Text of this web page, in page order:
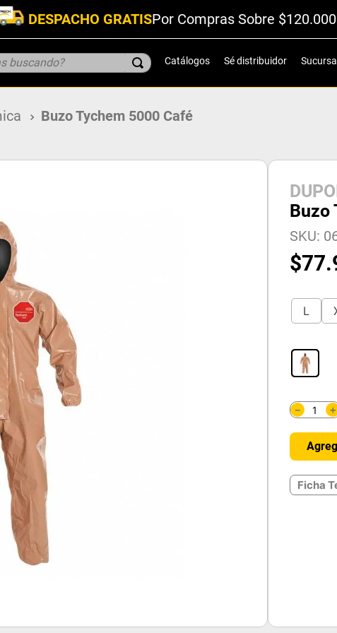
DESPACHO GRATISPor Compras Sobre
Catálogos Sé distribuidor
Buzo Tychem 5000 Café
Buzo
SKU:
$77.
L
＋
－
Ficha